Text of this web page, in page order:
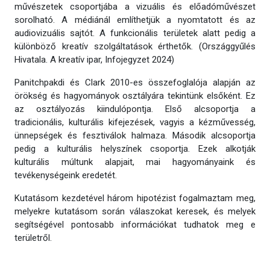
művészetek csoportjába a vizuális és előadóművészet
sorolható. A médiánál említhetjük a nyomtatott és az
audiovizuális sajtót. A funkcionális területek alatt pedig a
különböző kreatív szolgáltatások érthetők. (Országgyűlés
Hivatala. A kreatív ipar, Infojegyzet 2024)
Panitchpakdi és Clark 2010-es összefoglalója alapján az
örökség és hagyományok osztályára tekintünk elsőként. Ez
az osztályozás kiindulópontja. Első alcsoportja a
tradicionális, kulturális kifejezések, vagyis a kézművesség,
ünnepségek és fesztiválok halmaza. Második alcsoportja
pedig a kulturális helyszínek csoportja. Ezek alkotják
kulturális múltunk alapjait, mai hagyományaink és
tevékenységeink eredetét.
Kutatásom kezdetével három hipotézist fogalmaztam meg,
melyekre kutatásom során válaszokat keresek, és melyek
segítségével pontosabb információkat tudhatok meg e
területről.